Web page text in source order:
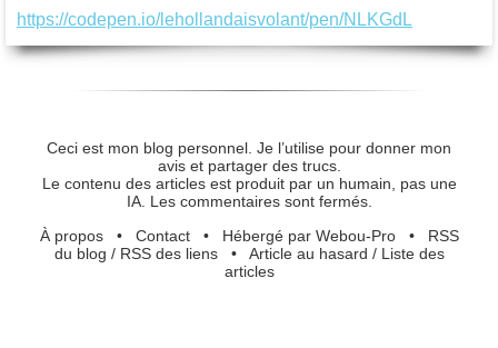
https://codepen.io/lehollandaisvolant/pen/NLKGdL
Ceci est mon blog personnel. Je l’utilise pour donner mon
avis et partager des trucs.
Le contenu des articles est produit par un humain, pas une
IA. Les commentaires sont fermés.
À propos• Contact• Hébergé par Webou-Pro• RSS
du blog / RSS des liens• Article au hasard / Liste des
articles